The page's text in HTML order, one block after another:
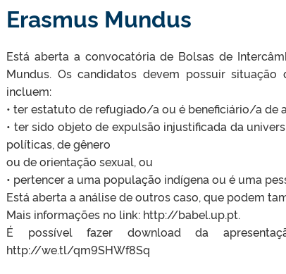
Erasmus Mundus
Está aberta a convocatória de Bolsas de
Mundus. Os candidatos devem possuir
incluem:
• ter estatuto de refugiado/a ou é beneficiário/a de
• ter sido objeto de expulsão injustificada da
políticas, de gênero
ou de orientação sexual, ou
• pertencer a uma população indígena ou é uma
Está aberta a análise de outros caso, que podem
Mais informações no link: http://babel.up.pt.
É possível fazer download da
http://we.tl/qm9SHWf8Sq